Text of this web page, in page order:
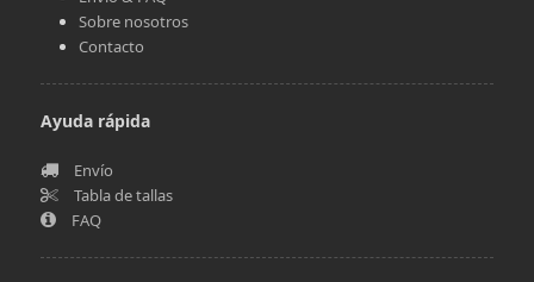
Sobre nosotros
Contacto
Ayuda rápida
Envío
Tabla de tallas
FAQ